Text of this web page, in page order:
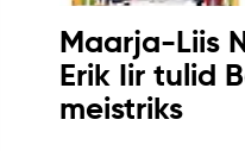
Maarja-Liis
Erik Iir tulid
meistriks